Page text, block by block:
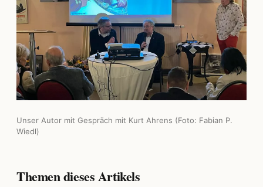
Unser Autor mit Gespräch mit Kurt Ahrens (Foto: Fabian P.
Wiedl)
Themen dieses Artikels